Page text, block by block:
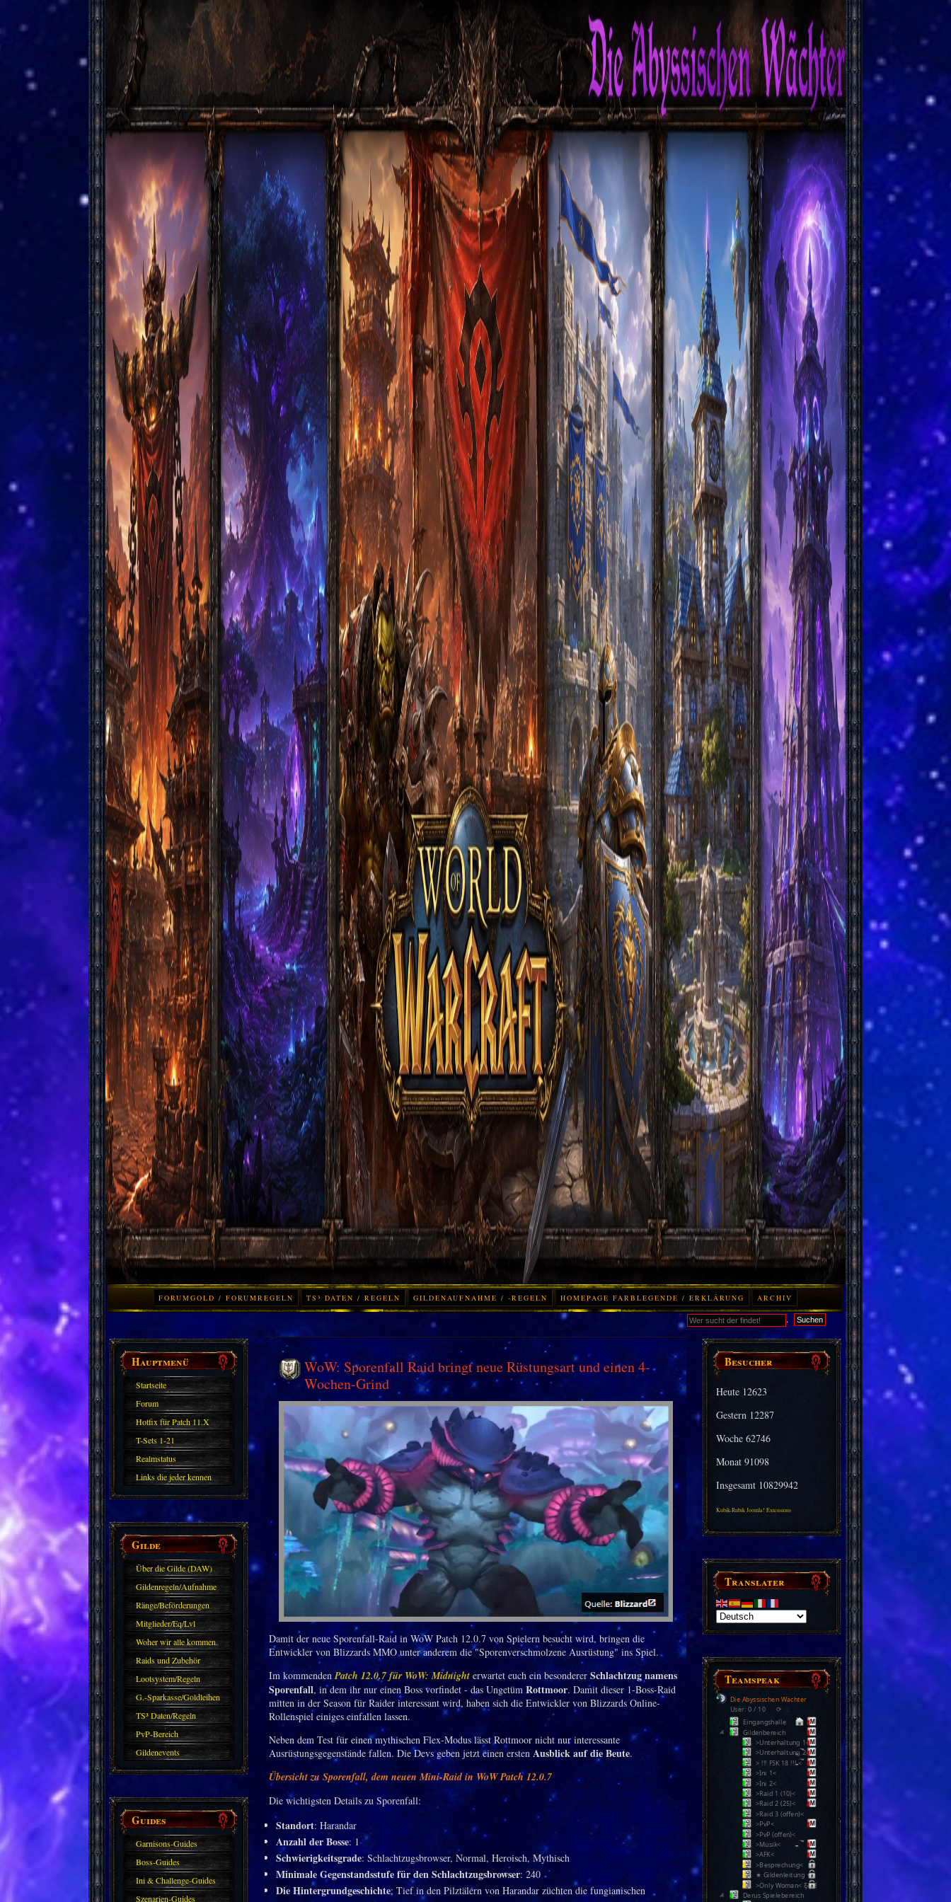
FORUMGOLD / FORUMREGELN TS³ DATEN / REGELN GILDENAUFNAHME / -REGELN HOMEPAGE FARBLEGENDE / ERKLÄRUNG ARCHIV
. Suchen
Hauptmenü
Startseite
Forum
Hotfix für Patch 11.X
T-Sets 1-21
Realmstatus
Links die jeder kennen
sollte?! Oder nicht?
Gilde
Über die Gilde (DAW)
Gildenregeln/Aufnahme
Ränge/Beförderungen
Mitglieder/Eq/Lvl
Woher wir alle kommen.
Raids und Zubehör
Lootsystem/Regeln
G.-Sparkasse/Goldleihen
TS³ Daten/Regeln
PvP-Bereich
Gildenevents
Guides
Garnisons-Guides
Boss-Guides
Ini & Challenge-Guides
Szenarien-Guides
Besucher
Heute 12623
Gestern 12287
Woche62746
Monat91098
Insgesamt 10829942
Kubik-Rubik Joomla! Extensions
Translater
Teamspeak
Die Abyssischen Wächter
User: 0 / 10 ⟳
Eingangshalle
Gildenbereich
>Unterhaltung 1<
>Unterhaltung 2<
> !!! FSK 18 !!! <
>Ini 1<
>Ini 2<
>Raid 1 (10)<
>Raid 2 (25)<
>Raid 3 (offen)<
>PvP<
>PvP (offen)<
>Musik<
>AFK<
>Besprechung<
★ Gildenleitung ★
>Only Woman< Ƹ̵̡Ӝ̵̨̄Ʒ
Derus Spielebereich
WoW: Sporenfall Raid bringt neue Rüstungsart und einen 4-
Wochen-Grind
Damit der neue Sporenfall-Raid in WoW Patch 12.0.7 von Spielern besucht wird, bringen die
Entwickler von Blizzards MMO unter anderem die "Sporenverschmolzene Ausrüstung" ins Spiel.
Im kommendenPatch 12.0.7 für WoW: Midnighterwartet euch ein besonderer Schlachtzug namens
Sporenfall, in dem ihr nur einen Boss vorfindet - das Ungetüm Rottmoor. Damit dieser 1-Boss-Raid
mitten in der Season für Raider interessant wird, haben sich die Entwickler von Blizzards Online-
Rollenspiel einiges einfallen lassen.
Neben dem Test für einen mythischen Flex-Modus lässt Rottmoor nicht nur interessante
Ausrüstungsgegenstände fallen. Die Devs geben jetzt einen ersten Ausblick auf die Beute.
Übersicht zu Sporenfall, dem neuen Mini-Raid in WoW Patch 12.0.7
Die wichtigsten Details zu Sporenfall:
Standort: Harandar
Anzahl der Bosse: 1
Schwierigkeitsgrade: Schlachtzugsbrowser, Normal, Heroisch, Mythisch
Minimale Gegenstandsstufe für den Schlachtzugsbrowser: 240
Die Hintergrundgeschichte: Tief in den Pilztälern von Harandar züchten die fungianischen